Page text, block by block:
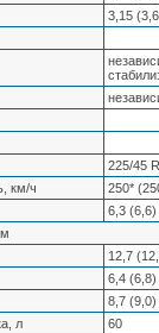
3,15
225/45
км/ч
250*
6,3 (6,6)
12,7
6,4 (6,8)
8,7 (9,0)
л
60